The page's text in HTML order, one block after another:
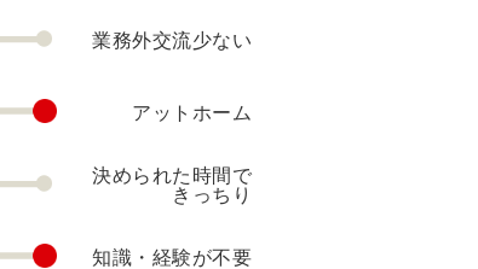
業務外交流少ない
アットホーム
決められた時間で
きっちり
知識・経験が不要